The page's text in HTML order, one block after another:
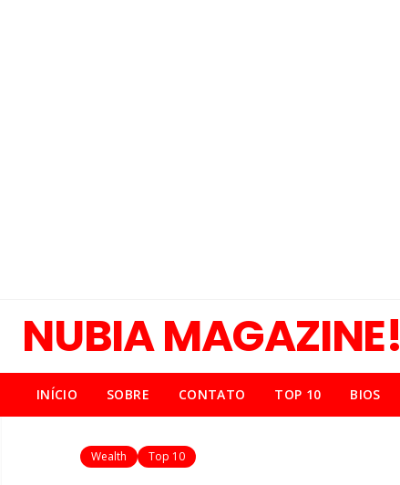
NUBIA MAGAZINE!
INÍCIO SOBRE CONTATO TOP 10 BIOS
Wealth Top 10